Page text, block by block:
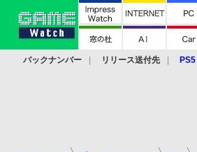
バックナンバー リリース送付先 PS5